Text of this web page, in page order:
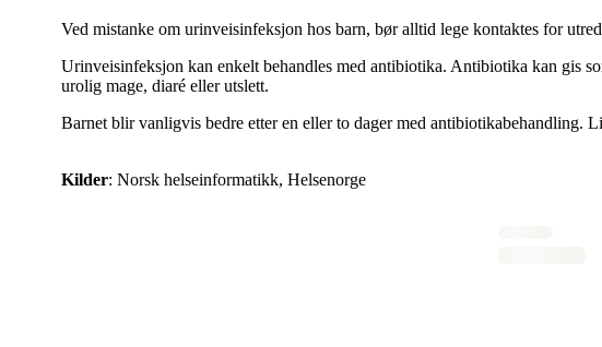
Ved mistanke om urinveisinfeksjon hos barn, bør alltid lege kontaktes for
Urinveisinfeksjon kan enkelt behandles med antibiotika. Antibiotika kan gis
urolig mage, diaré eller utslett.
Barnet blir vanligvis bedre etter en eller to dager med
Kilder: Norsk helseinformatikk, Helsenorge